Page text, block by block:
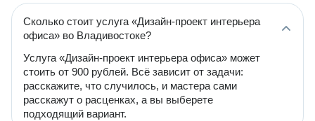
Сколько стоит услуга «Дизайн-проект интерьера
офиса» во Владивостоке?
Услуга «Дизайн-проект интерьера офиса» может
стоить от 900 рублей. Всё зависит от задачи:
расскажите, что случилось, и мастера сами
расскажут о расценках, а вы выберете
подходящий вариант.